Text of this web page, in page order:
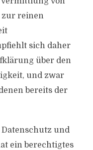
zur reinen
sich daher
über den
und zwar
bereits der
Datenschutz und
ein berechtigtes